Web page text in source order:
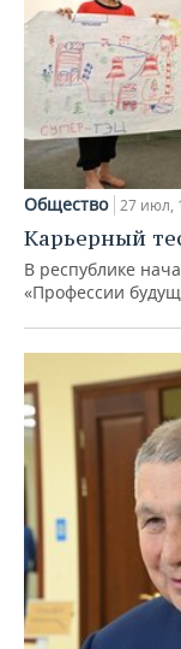
Общество 27 июл,
Карьерный
В республике
«Профессии